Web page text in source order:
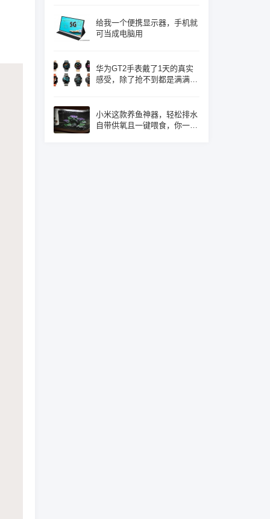
给我一个便携显示器，手机就
可当成电脑用
华为GT2手表戴了1天的真实
感受，除了抢不到都是满满的
小米这款养鱼神器，轻松排水
自带供氧且一键喂食，你一定